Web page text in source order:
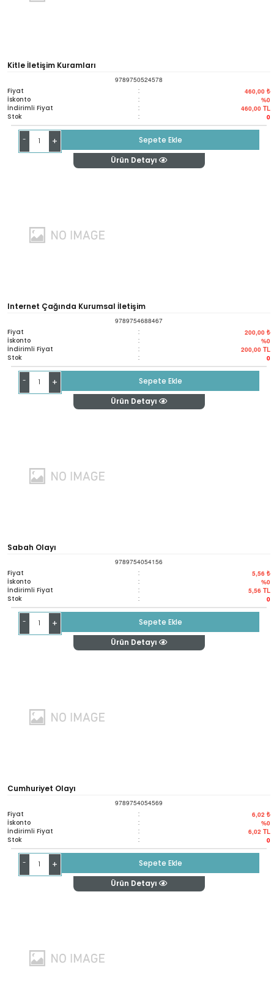
Kitle İletişim Kuramları
9789750524578
Fiyat : 460,00 ₺
İskonto : %0
İndirimli Fiyat : 460,00 TL
Stok : 0
- +
Sepete Ekle
Ürün Detayı
Internet Çağında Kurumsal İletişim
9789754688467
Fiyat : 200,00 ₺
İskonto : %0
İndirimli Fiyat : 200,00 TL
Stok : 0
- +
Sepete Ekle
Ürün Detayı
Sabah Olayı
9789754054156
Fiyat : 5,56 ₺
İskonto : %0
İndirimli Fiyat : 5,56 TL
Stok : 0
- +
Sepete Ekle
Ürün Detayı
Cumhuriyet Olayı
9789754054569
Fiyat : 6,02 ₺
İskonto : %0
İndirimli Fiyat : 6,02 TL
Stok : 0
- +
Sepete Ekle
Ürün Detayı